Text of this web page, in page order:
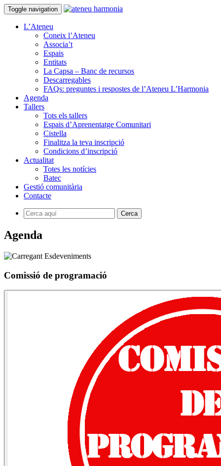
Toggle navigation
L’Ateneu
Coneix l’Ateneu
Associa’t
Espais
Entitats
La Capsa – Banc de recursos
Descarregables
FAQs: preguntes i respostes de l’Ateneu L’Harmonia
Agenda
Tallers
Tots els tallers
Espais d’Aprenentatge Comunitari
Cistella
Finalitza la teva inscripció
Condicions d’inscripció
Actualitat
Totes les notícies
Batec
Gestió comunitària
Contacte
Agenda
Comissió de programació